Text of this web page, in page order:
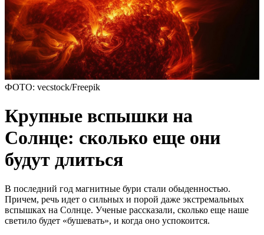
ФОТО: vecstock/Freepik
Крупные вспышки на
Солнце: сколько еще они
будут длиться
В последний год магнитные бури стали обыденностью.
Причем, речь идет о сильных и порой даже экстремальных
вспышках на Солнце. Ученые рассказали, сколько еще наше
светило будет «бушевать», и когда оно успокоится.